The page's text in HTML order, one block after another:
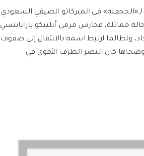
لـ«الجحفلة» في الميركاتو الصيفي السعودي
مماثلة، فحارس مرمى أتلتيكو باراناينسي
ولطالما ارتبط اسمه بالانتقال إلى صفوف
وضحاها كان النصر الطرف الأقوى في